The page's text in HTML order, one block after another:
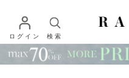
ログイン 検索